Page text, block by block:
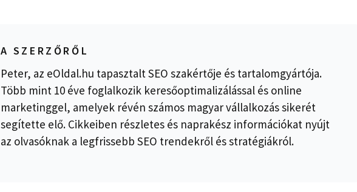
A SZERZŐRŐL
Peter, az eOldal.hu tapasztalt SEO szakértője és tartalomgyártója.
Több mint 10 éve foglalkozik keresőoptimalizálással és online
marketinggel, amelyek révén számos magyar vállalkozás sikerét
segítette elő. Cikkeiben részletes és naprakész információkat nyújt
az olvasóknak a legfrissebb SEO trendekről és stratégiákról.